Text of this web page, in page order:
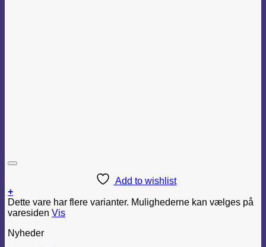
Add to wishlist
+
Dette vare har flere varianter. Mulighederne kan vælges på
varesiden Vis
Nyheder